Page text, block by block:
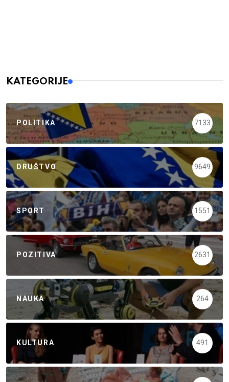
KATEGORIJE
POLITIKA 7133
DRUŠTVO 9649
SPORT 1551
POZITIVA 2631
NAUKA 264
KULTURA 491